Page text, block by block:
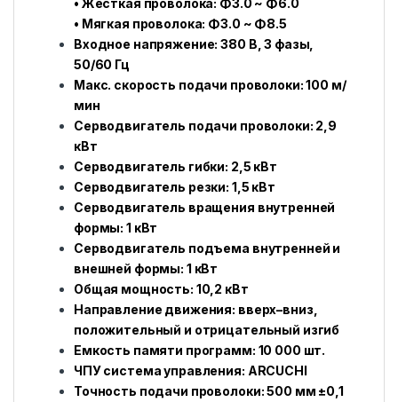
• Жёсткая проволока: Φ3.0 ~ Φ6.0
• Мягкая проволока: Φ3.0 ~ Φ8.5
Входное напряжение: 380 В, 3 фазы,
50/60 Гц
Макс. скорость подачи проволоки: 100 м/
мин
Серводвигатель подачи проволоки: 2,9
кВт
Серводвигатель гибки: 2,5 кВт
Серводвигатель резки: 1,5 кВт
Серводвигатель вращения внутренней
формы: 1 кВт
Серводвигатель подъема внутренней и
внешней формы: 1 кВт
Общая мощность: 10,2 кВт
Направление движения: вверх–вниз,
положительный и отрицательный изгиб
Емкость памяти программ: 10 000 шт.
ЧПУ система управления: ARCUCHI
Точность подачи проволоки: 500 мм ±0,1